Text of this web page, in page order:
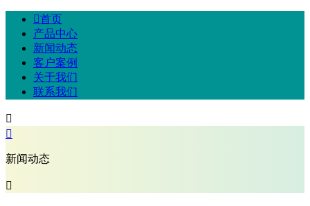
首页
产品中心
新闻动态
客户案例
关于我们
联系我们


新闻动态
